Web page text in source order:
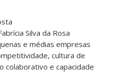
Silva da Rosa
e médias empresas
cultura de
colaborativo e capacidade